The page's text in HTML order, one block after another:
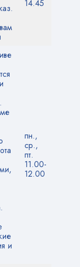
14.45
и
пн.,
ср.,
пт.
11.00-
12.00